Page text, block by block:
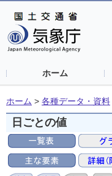
ホーム
ホーム > 各種データ・資料
日ごとの値